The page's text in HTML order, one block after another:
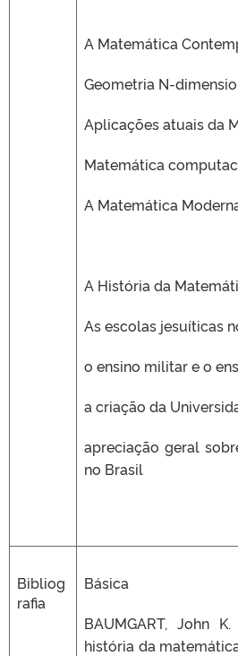
A Matemática
Geometria N-
Aplicações atuais da
Matemática
A Matemática
A História da
As escolas jesuíticas
o ensino militar e o
a criação da
apreciação geral
no Brasil
Bibliog
rafia
Básica
BAUMGART, John
história da